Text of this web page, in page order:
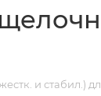
и стабил.)